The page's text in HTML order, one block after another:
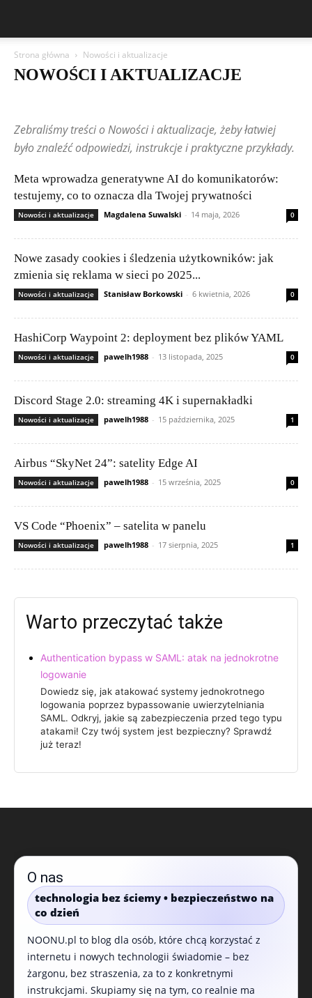
Strona główna Nowości i aktualizacje
NOWOŚCI I AKTUALIZACJE
Etyka AI i prawo
Frameworki i biblioteki
Gadżety i nowinki technologiczne
Historia informatyki
Incydenty i ataki
Języki programowania
Legalność i licencjonowanie oprogramowania
Machine Learning
Nowinki technologiczne
Nowości i aktualizacje
Open source i projekty społecznościowe
Poradniki dla początkujących
Poradniki i tutoriale
Porównania i rankingi
Przyszłość technologii
Startupy i innowacje
Szyfrowanie i VPN
Testy i recenzje sprzętu
Wydajność i optymalizacja systemów
Zagrożenia w sieci
Zebraliśmy treści o Nowości i aktualizacje, żeby łatwiej
było znaleźć odpowiedzi, instrukcje i praktyczne przykłady.
Meta wprowadza generatywne AI do komunikatorów:
testujemy, co to oznacza dla Twojej prywatności
Nowości i aktualizacje Magdalena Suwalski - 14 maja, 2026 0
Nowe zasady cookies i śledzenia użytkowników: jak
zmienia się reklama w sieci po 2025...
Nowości i aktualizacje Stanisław Borkowski - 6 kwietnia, 2026 0
HashiCorp Waypoint 2: deployment bez plików YAML
Nowości i aktualizacje pawelh1988 - 13 listopada, 2025 0
Discord Stage 2.0: streaming 4K i supernakładki
Nowości i aktualizacje pawelh1988 - 15 października, 2025 1
Airbus “SkyNet 24”: satelity Edge AI
Nowości i aktualizacje pawelh1988 - 15 września, 2025 0
VS Code “Phoenix” – satelita w panelu
Nowości i aktualizacje pawelh1988 - 17 sierpnia, 2025 1
Warto przeczytać także
Authentication bypass w SAML: atak na jednokrotne
logowanie
Dowiedz się, jak atakować systemy jednokrotnego
logowania poprzez bypassowanie uwierzytelniania
SAML. Odkryj, jakie są zabezpieczenia przed tego typu
atakami! Czy twój system jest bezpieczny? Sprawdź
już teraz!
O nas
technologia bez ściemy • bezpieczeństwo na
co dzień
NOONU.pl to blog dla osób, które chcą korzystać z
internetu i nowych technologii świadomie – bez
żargonu, bez straszenia, za to z konkretnymi
instrukcjami. Skupiamy się na tym, co realnie ma